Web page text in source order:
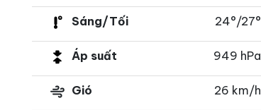
Sáng/Tối 24°/27°
Áp suất 949 hPa
Gió 26 km/h